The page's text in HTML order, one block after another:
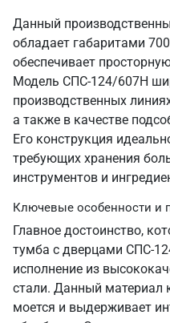
Данный
обладает габаритами
обеспечивает
Модель СПС-124/607Н
производственных
а также в качестве
Его конструкция
требующих хранения
инструментов и
Ключевые особенности и
Главное достоинство,
тумба с дверцами СПС-
исполнение из
стали. Данный материал
моется и выдерживает